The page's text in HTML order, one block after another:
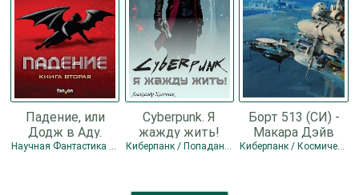
Падение, или
Додж в Аду.
Книга вторая - Научная Фантастика / Киберпанк / Социально-философская фантастика
Cyberpunk. Я
жажду жить!
(СИ) - КлючникКиберпанк / Попаданцы / Фанфик
Борт 513 (СИ) -
Макара Дэйв
Киберпанк / Космическая фантастика / Героическая фантастика / Попаданцы